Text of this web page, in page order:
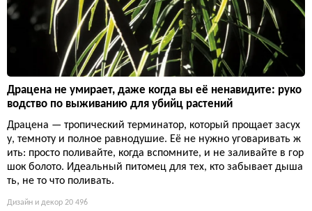
Драцена не умирает, даже когда вы её ненавидите: руко
водство по выживанию для убийц растений
Драцена — тропический терминатор, который прощает засух
у, темноту и полное равнодушие. Её не нужно уговаривать ж
ить: просто поливайте, когда вспомните, и не заливайте в гор
шок болото. Идеальный питомец для тех, кто забывает дыша
ть, не то что поливать.
Дизайн и декор 20 496